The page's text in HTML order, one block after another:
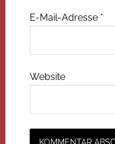
E-Mail-Adresse *
Website